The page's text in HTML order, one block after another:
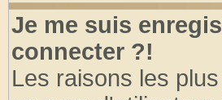
Je me suis
connecter ?!
Les raisons les